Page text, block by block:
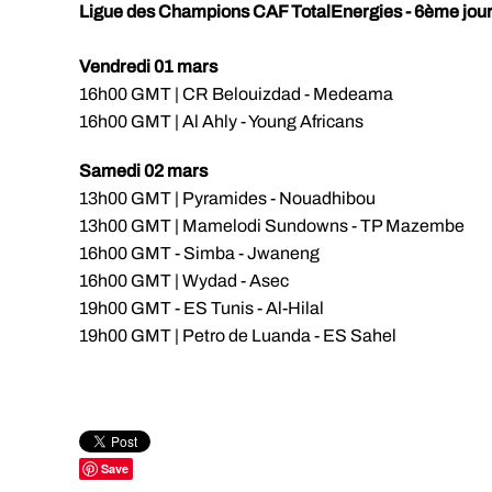
Ligue des Champions CAF TotalEnergies - 6ème
Vendredi 01 mars
16h00 GMT | CR Belouizdad - Medeama
16h00 GMT | Al Ahly - Young Africans
Samedi 02 mars
13h00 GMT | Pyramides - Nouadhibou
13h00 GMT | Mamelodi Sundowns - TP Mazembe
16h00 GMT - Simba - Jwaneng
16h00 GMT | Wydad - Asec
19h00 GMT - ES Tunis - Al-Hilal
19h00 GMT | Petro de Luanda - ES Sahel
Save